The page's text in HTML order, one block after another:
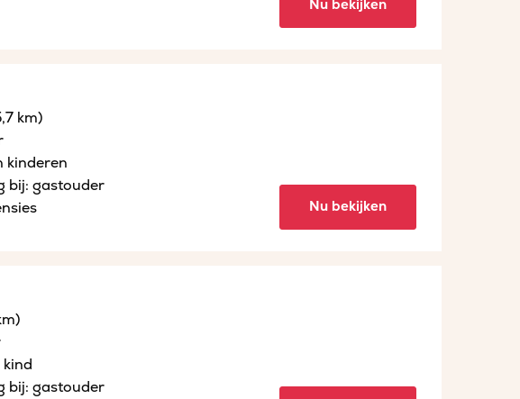
Nu bekijken
km)
kinderen
bij: gastouder
Nu bekijken
kind
bij: gastouder